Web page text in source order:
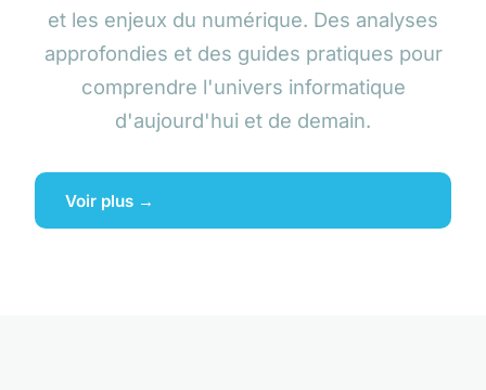
et les enjeux du numérique. Des analyses
approfondies et des guides pratiques pour
comprendre l'univers informatique
d'aujourd'hui et de demain.
Voir plus →